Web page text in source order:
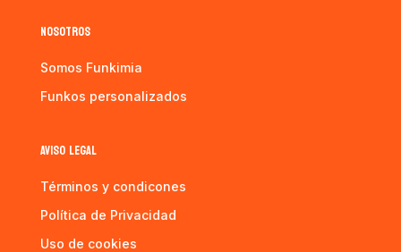
NOSOTROS
Somos Funkimia
Funkos personalizados
AVISO LEGAL
Términos y condicones
Política de Privacidad
Uso de cookies